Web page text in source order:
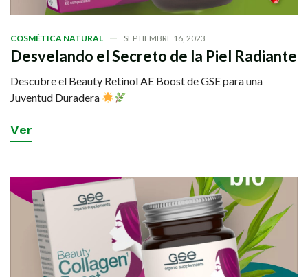
COSMÉTICA NATURAL SEPTIEMBRE 16, 2023
Desvelando el Secreto de la Piel Radiante
Descubre el Beauty Retinol AE Boost de GSE para una
Juventud Duradera
Ver